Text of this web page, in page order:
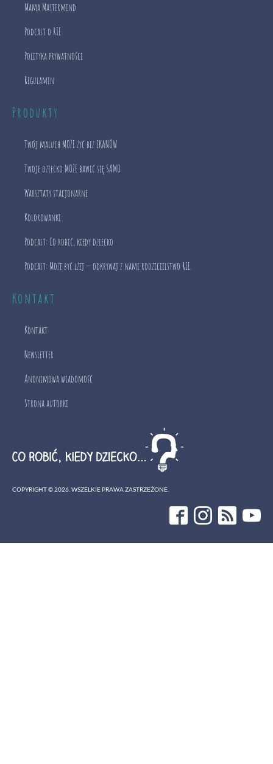
Mama Mastermind
Podcast o RIE
Polityka prywatności
Regulamin
Produkty
Twój maluch MOŻE żyć bez EKANÓW
Twoje dziecko MOŻE bawić się SAMO
Warsztaty stacjonarne
Kolorowanki
Podcast: Co robić, kiedy dziecko
Podcast: Może być lżej — odkrywaj z nami rodzicielstwo RIE.
Kontakt
Kontakt
Newsletter
Anonimowa wiadomość
Strona autorki
COPYRIGHT ©2026 . WSZELKIE PRAWA ZASTRZEŻONE.